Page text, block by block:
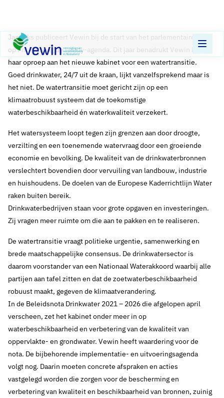
Direct naar content
Terug naar de startpagina
21 september 2021 Nieuws
Jaarlijks publiceert Vewin bij de start van het parlementaire jaar
op Prinsjesdag de Lobby-agenda. Dit jaar benadrukt Vewin hierin
haar oproep aan het nieuwe kabinet voor een watertransitie.
Goed drinkwater, 24/7 uit de kraan, lijkt vanzelfsprekend maar is
het niet. De watertransitie moet gericht zijn op een
klimaatrobuust systeem dat de toekomstige
waterbeschikbaarheid én waterkwaliteit verzekert.
Het watersysteem loopt tegen zijn grenzen aan door droogte,
verzilting en een toenemende watervraag door een groeiende
economie en bevolking. De kwaliteit van de drinkwaterbronnen
verslechtert bovendien door vervuiling van landbouw, industrie
en huishoudens. De doelen van de Europese Kaderrichtlijn Water
raken buiten bereik.
Drinkwaterbedrijven staan voor grote opgaven en investeringen.
Zij vragen meer ruimte om die aan te pakken en te realiseren.
De watertransitie vraagt politieke urgentie, samenwerking en
brede maatschappelijke consensus. De drinkwatersector is
daarom voorstander van een Nationaal Waterakkoord waarbij alle
partijen aan tafel zitten en dat de zoetwaterbeschikbaarheid
robuust maakt, gegeven de klimaatverandering.
In de Beleidsnota Drinkwater 2021 – 2026 die afgelopen april
verscheen, zet het kabinet onder meer in op
waterbeschikbaarheid en verbetering van de kwaliteit van
oppervlakte- en grondwater. Vewin heeft waardering voor de
nota. De bijbehorende implementatie- en uitvoeringsagenda
volgt nog. Daarin moeten concrete afspraken en acties
vastgelegd worden die zorgen voor de bescherming en
verbetering van kwaliteit en beschikbaarheid van bronnen, zuinig